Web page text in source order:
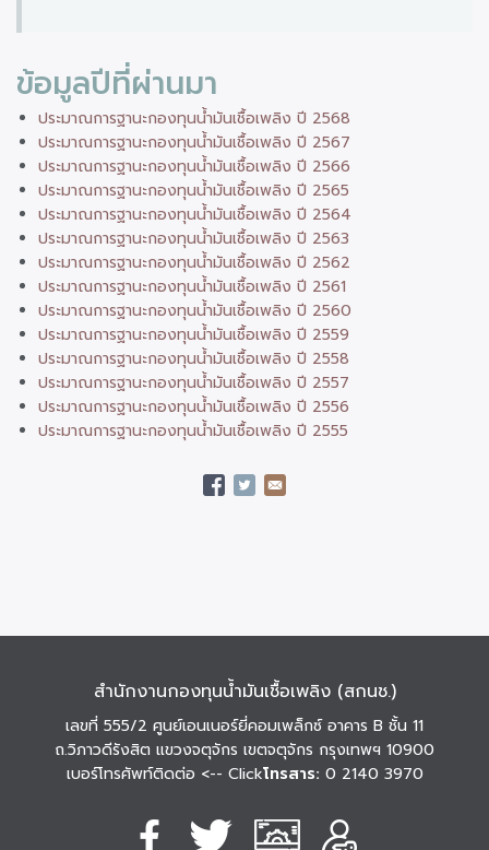
ข้อมูลปีที่ผ่านมา
ประมาณการฐานะกองทุนน้ำมันเชื้อเพลิง ปี 2568
ประมาณการฐานะกองทุนน้ำมันเชื้อเพลิง ปี 2567
ประมาณการฐานะกองทุนน้ำมันเชื้อเพลิง ปี 2566
ประมาณการฐานะกองทุนน้ำมันเชื้อเพลิง ปี 2565
ประมาณการฐานะกองทุนน้ำมันเชื้อเพลิง ปี 2564
ประมาณการฐานะกองทุนน้ำมันเชื้อเพลิง ปี 2563
ประมาณการฐานะกองทุนน้ำมันเชื้อเพลิง ปี 2562
ประมาณการฐานะกองทุนน้ำมันเชื้อเพลิง ปี 2561
ประมาณการฐานะกองทุนน้ำมันเชื้อเพลิง ปี 2560
ประมาณการฐานะกองทุนน้ำมันเชื้อเพลิง ปี 2559
ประมาณการฐานะกองทุนน้ำมันเชื้อเพลิง ปี 2558
ประมาณการฐานะกองทุนน้ำมันเชื้อเพลิง ปี 2557
ประมาณการฐานะกองทุนน้ำมันเชื้อเพลิง ปี 2556
ประมาณการฐานะกองทุนน้ำมันเชื้อเพลิง ปี 2555
สำนักงานกองทุนน้ำมันเชื้อเพลิง (สกนช.)
เลขที่ 555/2 ศูนย์เอนเนอร์ยี่คอมเพล็กซ์ อาคาร B ชั้น 11
ถ.วิภาวดีรังสิต แขวงจตุจักร เขตจตุจักร กรุงเทพฯ 10900
เบอร์โทรศัพท์ติดต่อ <-- Clickโทรสาร: 0 2140 3970